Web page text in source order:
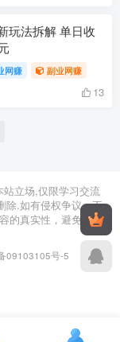
玩法拆解 单日收
网赚 副业网赚
13
立场,仅限学习交流
除.如有侵权争议、不
的真实性，避免上当
09103105号-5